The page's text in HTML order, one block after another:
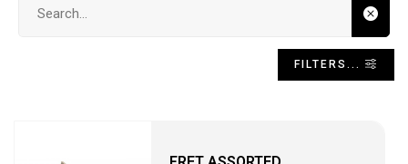
FILTERS...